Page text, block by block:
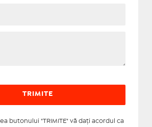
butonului "TRIMITE" vă daţi acordul ca